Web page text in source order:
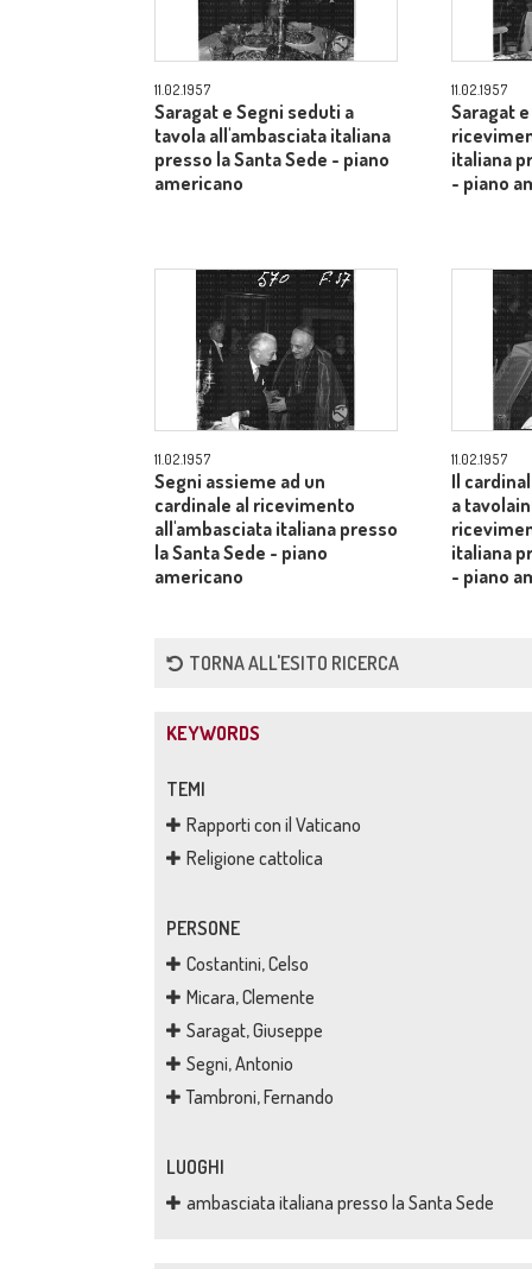
11.02.1957
Saragat e Segni seduti a
tavola all'ambasciata italiana
presso la Santa Sede - piano
americano
11.02.1957
Saragat
italiana
- piano
11.02.1957
Segni assieme ad un
cardinale al ricevimento
all'ambasciata italiana presso
la Santa Sede - piano
americano
11.02.1957
Il
a
italiana
- piano
TORNA ALL'ESITO RICERCA
KEYWORDS
TEMI
Rapporti con il Vaticano
Religione cattolica
PERSONE
Costantini, Celso
Micara, Clemente
Saragat, Giuseppe
Segni, Antonio
Tambroni, Fernando
LUOGHI
ambasciata italiana presso la Santa Sede